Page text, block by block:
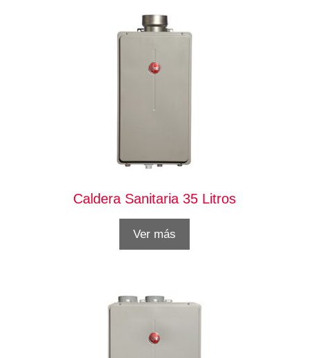
Caldera Sanitaria 35 Litros
Ver más